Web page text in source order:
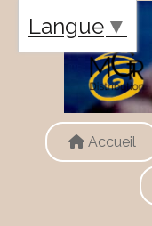
Accueil
Langue ▼
Panneau de gestion des